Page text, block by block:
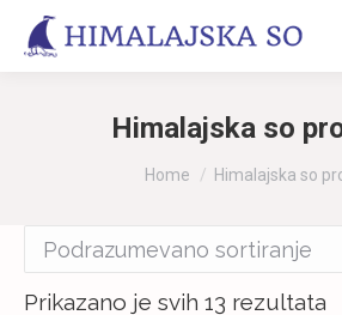
Himalajska so
You are here:
Home Himalajska so
Prikazano je svih 13 rezultata